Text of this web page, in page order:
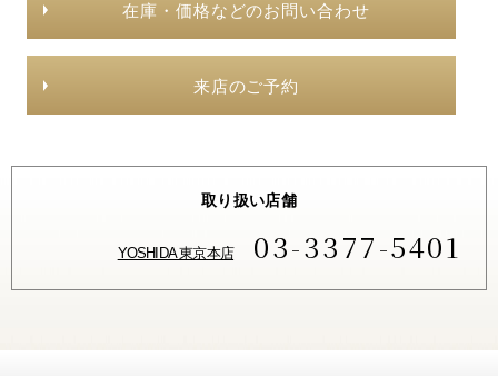
在庫・価格などのお問い合わせ
来店のご予約
取り扱い店舗
YOSHIDA 東京本店 03-3377-5401